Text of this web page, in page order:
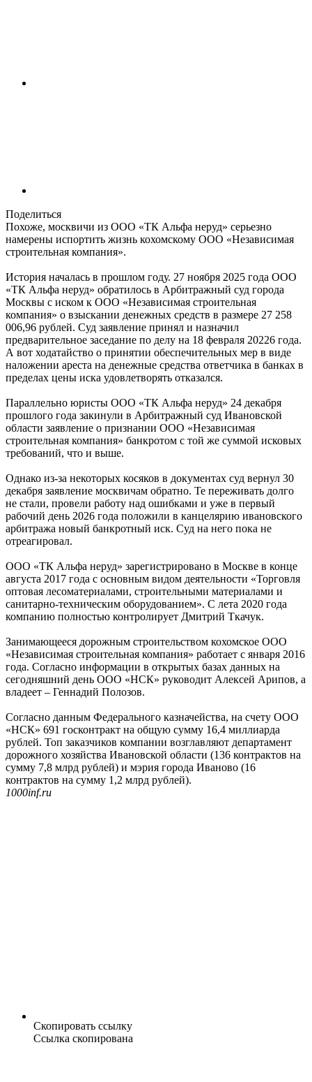
Поделиться
Похоже, москвичи из ООО «ТК Альфа неруд» серьезно
намерены испортить жизнь кохомскому ООО «Независимая
строительная компания».
История началась в прошлом году. 27 ноября 2025 года ООО
«ТК Альфа неруд» обратилось в Арбитражный суд города
Москвы с иском к ООО «Независимая строительная
компания» о взыскании денежных средств в размере 27 258
006,96 рублей. Суд заявление принял и назначил
предварительное заседание по делу на 18 февраля 20226 года.
А вот ходатайство о принятии обеспечительных мер в виде
наложении ареста на денежные средства ответчика в банках в
пределах цены иска удовлетворять отказался.
Параллельно юристы ООО «ТК Альфа неруд» 24 декабря
прошлого года закинули в Арбитражный суд Ивановской
области заявление о признании ООО «Независимая
строительная компания» банкротом с той же суммой исковых
требований, что и выше.
Однако из-за некоторых косяков в документах суд вернул 30
декабря заявление москвичам обратно. Те переживать долго
не стали, провели работу над ошибками и уже в первый
рабочий день 2026 года положили в канцелярию ивановского
арбитража новый банкротный иск. Суд на него пока не
отреагировал.
ООО «ТК Альфа неруд» зарегистрировано в Москве в конце
августа 2017 года с основным видом деятельности «Торговля
оптовая лесоматериалами, строительными материалами и
санитарно-техническим оборудованием». С лета 2020 года
компанию полностью контролирует Дмитрий Ткачук.
Занимающееся дорожным строительством кохомское ООО
«Независимая строительная компания» работает с января 2016
года. Согласно информации в открытых базах данных на
сегодняшний день ООО «НСК» руководит Алексей Арипов, а
владеет – Геннадий Полозов.
Согласно данным Федерального казначейства, на счету ООО
«НСК» 691 госконтракт на общую сумму 16,4 миллиарда
рублей. Топ заказчиков компании возглавляют департамент
дорожного хозяйства Ивановской области (136 контрактов на
сумму 7,8 млрд рублей) и мэрия города Иваново (16
контрактов на сумму 1,2 млрд рублей).
1000inf.ru
Скопировать ссылку
Ссылка скопирована